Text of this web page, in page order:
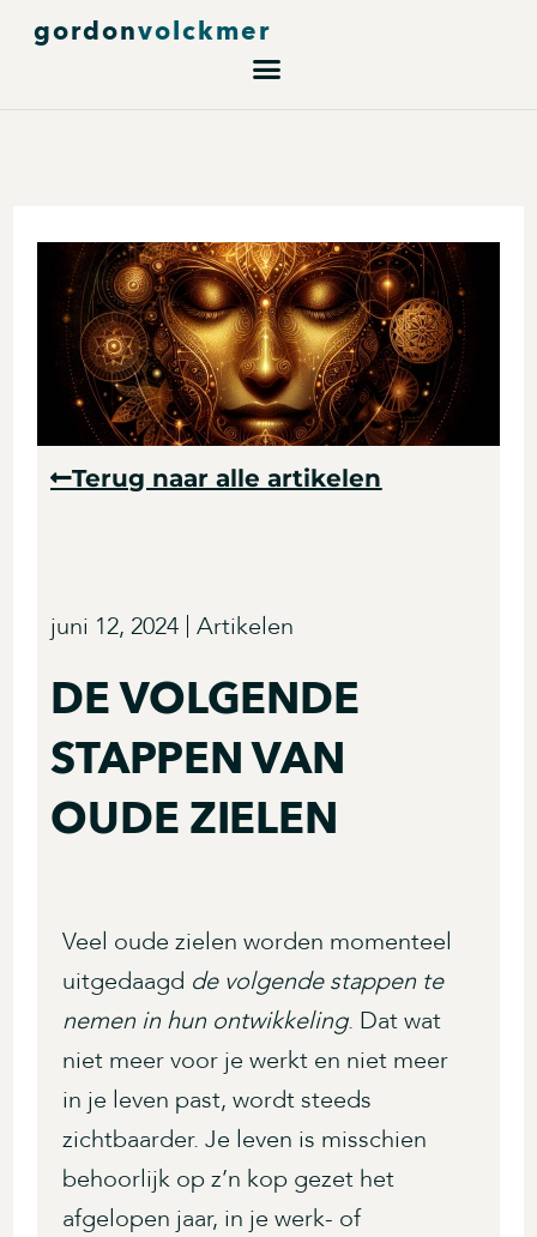
gordonvolckmer
Terug naar alle artikelen
juni 12, 2024 Artikelen
DE VOLGENDE
STAPPEN VAN
OUDE ZIELEN
Veel oude zielen worden momenteel
uitgedaagd de volgende stappen te
nemen in hun ontwikkeling. Dat wat
niet meer voor je werkt en niet meer
in je leven past, wordt steeds
zichtbaarder. Je leven is misschien
behoorlijk op z’n kop gezet het
afgelopen jaar, in je werk- of